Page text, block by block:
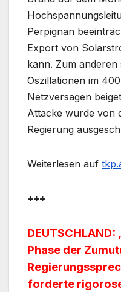
Perpignan
Export von
kann. Zum anderen
Oszillationen im
Netzversagen
Attacke wurde von
Regierung
Weiterlesen auf
+++
Phase der
forderte